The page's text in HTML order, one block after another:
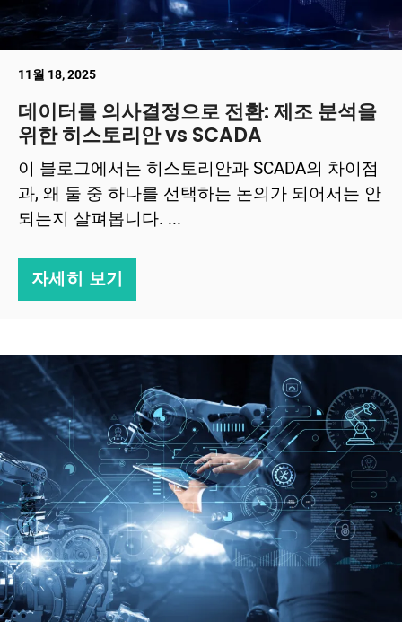
11월 18, 2025
데이터를 의사결정으로 전환: 제조 분석을
위한 히스토리안 vs SCADA
이 블로그에서는 히스토리안과 SCADA의 차이점
과, 왜 둘 중 하나를 선택하는 논의가 되어서는 안
되는지 살펴봅니다. ...
자세히 보기